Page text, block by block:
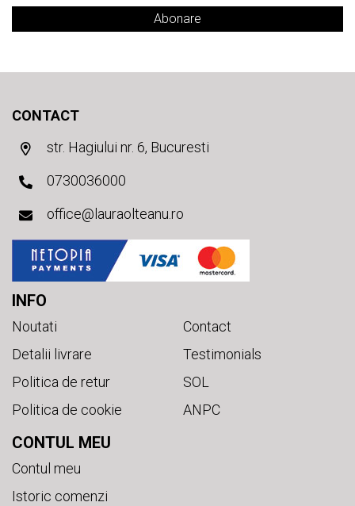
Abonare
CONTACT
str. Hagiului nr. 6, Bucuresti
0730036000
office@lauraolteanu.ro
INFO
Noutati
Detalii livrare
Politica de retur
Politica de cookie
Contact
Testimonials
SOL
ANPC
CONTUL MEU
Contul meu
Istoric comenzi